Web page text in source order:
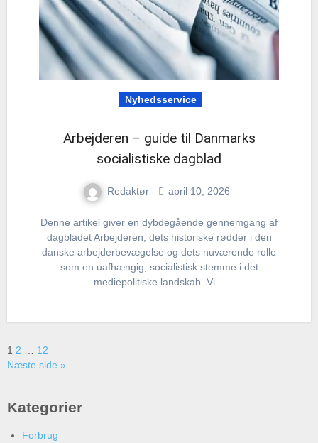
Nyhedsservice
Arbejderen – guide til Danmarks
socialistiske dagblad
Redaktør april 10, 2026
Denne artikel giver en dybdegående gennemgang af
dagbladet Arbejderen, dets historiske rødder i den
danske arbejderbevægelse og dets nuværende rolle
som en uafhængig, socialistisk stemme i det
mediepolitiske landskab. Vi…
Indlægsinddeling
1 2
12
Næste side »
Kategorier
Forbrug